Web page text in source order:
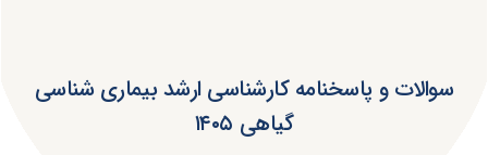
سوالات و پاسخنامه کارشناسی ارشد بیماری شناسی
گیاهی ۱۴۰۵